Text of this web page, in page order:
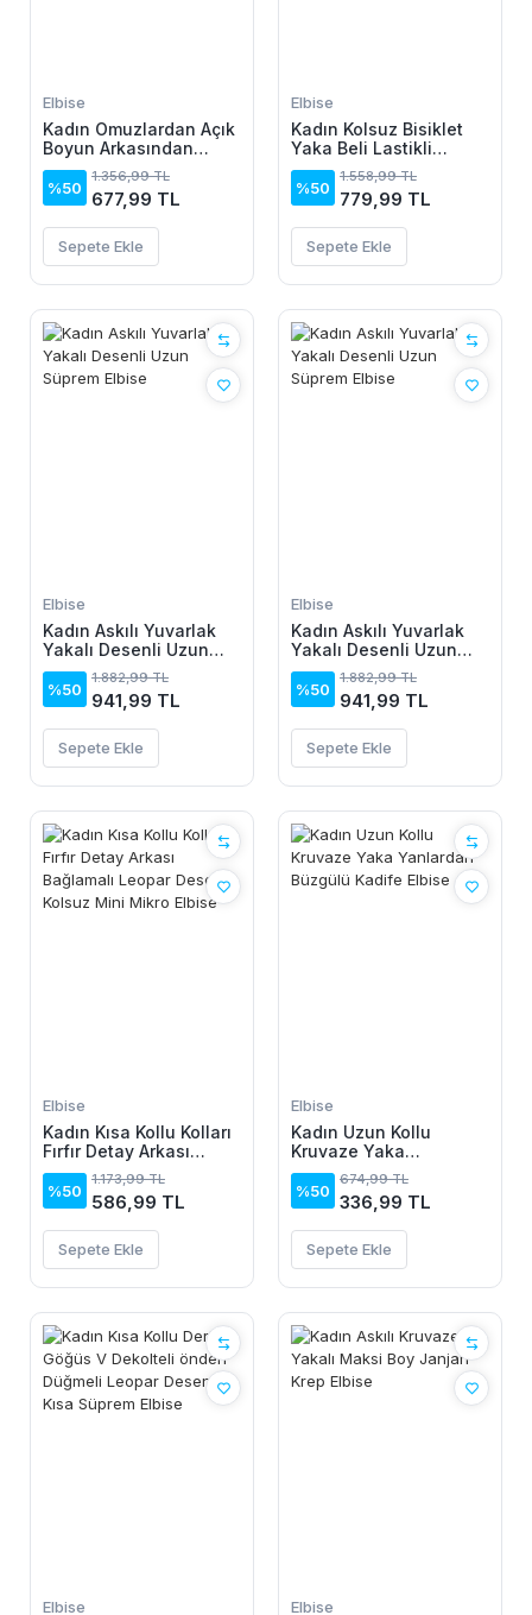
Elbise
Kadın Omuzlardan Açık
Boyun Arkasından
Bağcıklı Beli Lastikli
Kısa Süprem Elbise
%50
1.356,99 TL
677,99 TL
Sepete Ekle
Elbise
Kadın Kolsuz Bisiklet
Yaka Beli Lastikli
Desenli Süprem Elbise
%50
1.558,99 TL
779,99 TL
Sepete Ekle
Elbise
Kadın Askılı Yuvarlak
Yakalı Desenli Uzun
Süprem Elbise
%50
1.882,99 TL
941,99 TL
Sepete Ekle
Elbise
Kadın Askılı Yuvarlak
Yakalı Desenli Uzun
Süprem Elbise
%50
1.882,99 TL
941,99 TL
Sepete Ekle
Elbise
Kadın Kısa Kollu Kolları
Fırfır Detay Arkası
Bağlamalı Leopar
Desen Kolsuz Mini
Mikro Elbise
%50
1.173,99 TL
586,99 TL
Sepete Ekle
Elbise
Kadın Uzun Kollu
Kruvaze Yaka
Yanlardan Büzgülü
Kadife Elbise
%50
674,99 TL
336,99 TL
Sepete Ekle
Elbise Elbise